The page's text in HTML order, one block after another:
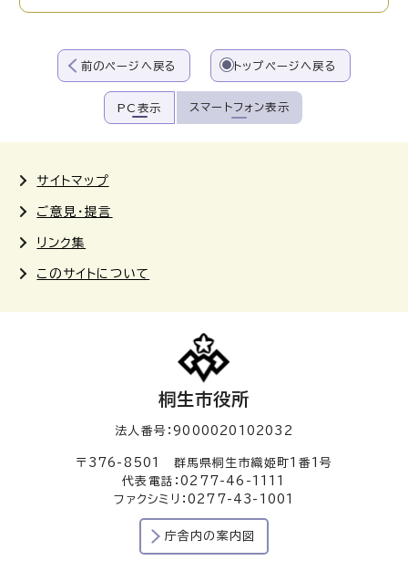
前のページへ戻る トップページへ戻る
PC表示 スマートフォン表示
サイトマップ
ご意見・提言
リンク集
このサイトについて
桐生市役所
法人番号：9000020102032
〒376-8501 群馬県桐生市織姫町1番1号
代表電話：0277-46-1111
ファクシミリ：0277-43-1001
庁舎内の案内図